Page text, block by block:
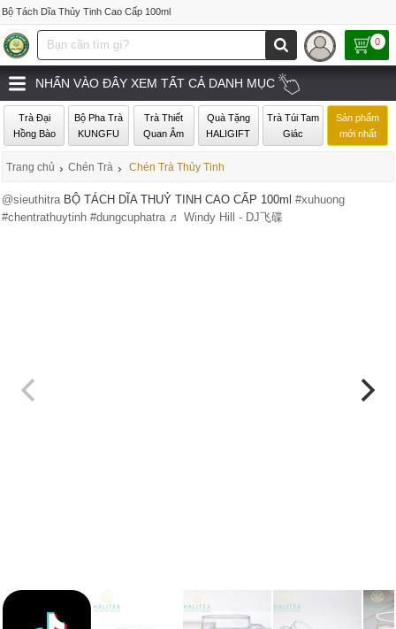
Bộ Tách Dĩa Thủy Tinh Cao Cấp 100ml
0
NHẤN VÀO ĐÂY XEM TẤT CẢ DANH MỤC
Trà Đại
Hồng Bào
Bộ Pha Trà
KUNGFU
Trà Thiết
Quan Âm
Quà Tặng
HALIGIFT
Trà Túi Tam
Giác
Sản phẩm
mới nhất
Trang chủ › Chén Trà › Chén Trà Thủy Tinh
@sieuthitraBỘ TÁCH DĨA THUỶ TINH CAO CẤP 100ml#xuhuong
#chentrathuytinh #dungcuphatra ♬ Windy Hill - DJ飞碟